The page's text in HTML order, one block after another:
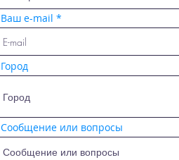
Ваш e-mail
Город
Сообщение или вопросы